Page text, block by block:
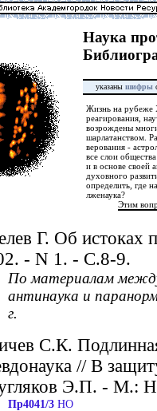
Наука
указаны шифры
Жизнь на рубеже
реагирования,
возрождены
шарлатанством.
верования -
все слои
и в основе своей
духовного
определить, где
лженаука?
Этим
Г. Об истоках
- N 1. - С.8-9.
По материалам
антинаука и
г.
С.К.
// В
Э.П. - М.:
Пр4041/3 НО